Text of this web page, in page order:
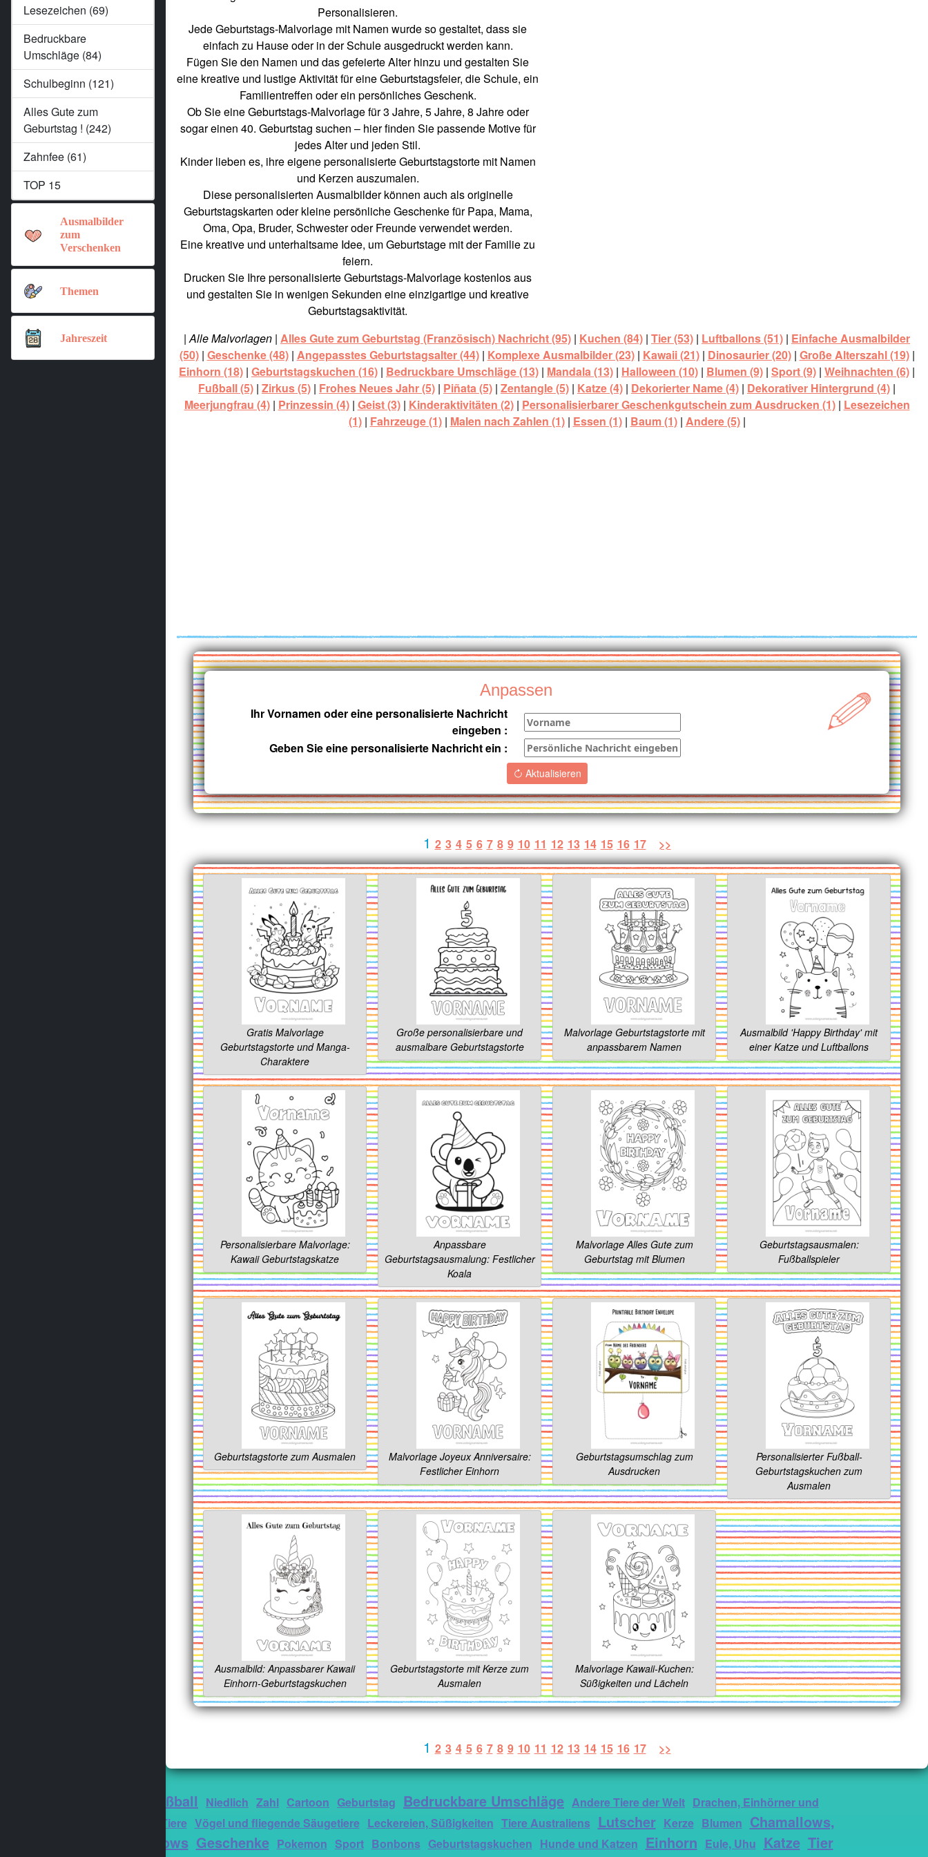
Lesezeichen (69)
Bedruckbare
Umschläge (84)
Schulbeginn (121)
Alles Gute zum
Geburtstag ! (242)
Zahnfee (61)
TOP 15
Ausmalbilder
zum
Verschenken
Themen
Jahreszeit
Personalisieren.
Jede Geburtstags-Malvorlage mit Namen wurde so gestaltet, dass sie
einfach zu Hause oder in der Schule ausgedruckt werden kann.
Fügen Sie den Namen und das gefeierte Alter hinzu und gestalten Sie
eine kreative und lustige Aktivität für eine Geburtstagsfeier, die Schule, ein
Familientreffen oder ein persönliches Geschenk.
Ob Sie eine Geburtstags-Malvorlage für 3 Jahre, 5 Jahre, 8 Jahre oder
sogar einen 40. Geburtstag suchen – hier finden Sie passende Motive für
jedes Alter und jeden Stil.
Kinder lieben es, ihre eigene personalisierte Geburtstagstorte mit Namen
und Kerzen auszumalen.
Diese personalisierten Ausmalbilder können auch als originelle
Geburtstagskarten oder kleine persönliche Geschenke für Papa, Mama,
Oma, Opa, Bruder, Schwester oder Freunde verwendet werden.
Eine kreative und unterhaltsame Idee, um Geburtstage mit der Familie zu
feiern.
Drucken Sie Ihre personalisierte Geburtstags-Malvorlage kostenlos aus
und gestalten Sie in wenigen Sekunden eine einzigartige und kreative
Geburtstagsaktivität.
|Alle Malvorlagen | Alles Gute zum Geburtstag (Französisch) Nachricht (95) | Kuchen (84) | Tier (53) | Luftballons (51) | Einfache Ausmalbilder
(50)| Geschenke (48)| Angepasstes Geburtstagsalter (44)| Komplexe Ausmalbilder (23)| Kawaii (21)| Dinosaurier (20)| Große Alterszahl (19)|
Einhorn (18) | Geburtstagskuchen (16) | Bedruckbare Umschläge (13) | Mandala (13) | Halloween (10) | Blumen (9) | Sport (9) | Weihnachten (6) |
Fußball (5) | Zirkus (5) | Frohes Neues Jahr (5) | Piñata (5) | Zentangle (5) | Katze (4) | Dekorierter Name (4) | Dekorativer Hintergrund (4) |
Meerjungfrau (4)| Prinzessin (4)| Geist (3)| Kinderaktivitäten (2)| Personalisierbarer Geschenkgutschein zum Ausdrucken (1)| Lesezeichen
(1)| Fahrzeuge (1)| Malen nach Zahlen (1)| Essen (1)| Baum (1)| Andere (5)|
Anpassen
Ihr Vornamen oder eine personalisierte Nachricht
eingeben :
Geben Sie eine personalisierte Nachricht ein :
Aktualisieren
1 2 3 4 5 6 7 8 9 10 11 12 13 14 15 16 17 >>
Gratis Malvorlage
Geburtstagstorte und Manga-
Charaktere
Große personalisierbare und
ausmalbare Geburtstagstorte
Malvorlage Geburtstagstorte mit
anpassbarem Namen
Ausmalbild 'Happy Birthday' mit
einer Katze und Luftballons
Personalisierbare Malvorlage:
Kawaii Geburtstagskatze
Anpassbare
Geburtstagsausmalung: Festlicher
Koala
Malvorlage Alles Gute zum
Geburtstag mit Blumen
Geburtstagsausmalen:
Fußballspieler
Geburtstagstorte zum Ausmalen
Malvorlage Joyeux Anniversaire:
Festlicher Einhorn
Geburtstagsumschlag zum
Ausdrucken
Personalisierter Fußball-
Geburtstagskuchen zum
Ausmalen
Ausmalbild: Anpassbarer Kawaii
Einhorn-Geburtstagskuchen
Geburtstagstorte mit Kerze zum
Ausmalen
Malvorlage Kawaii-Kuchen:
Süßigkeiten und Lächeln
1 2 3 4 5 6 7 8 9 10 11 12 13 14 15 16 17 >>
Fußball Niedlich Zahl Cartoon Geburtstag Bedruckbare Umschläge Andere Tiere der Welt Drachen, Einhörner und
fantastische Tiere Vögel und fliegende Säugetiere Leckereien, Süßigkeiten Tiere Australiens Lutscher Kerze Blumen Chamallows,
Marshmallows Geschenke Pokemon Sport Bonbons Geburtstagskuchen Hunde und Katzen Einhorn Eule, Uhu Katze Tier